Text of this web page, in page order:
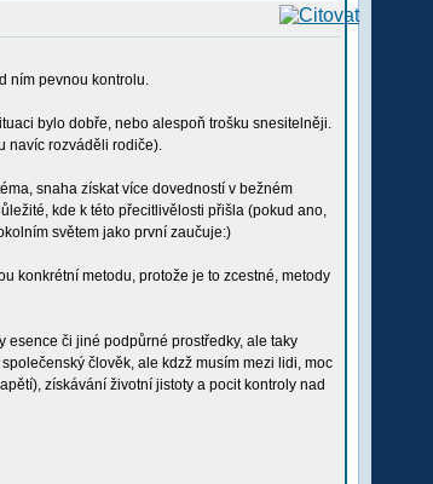
ním pevnou kontrolu.
bylo dobře, nebo alespoň trošku snesitelněji.
navíc rozváděli rodiče).
snaha získat více dovedností v bežném
kde k této přecitlivělosti přišla (pokud ano,
světem jako první zaučuje:)
konkrétní metodu, protože je to zcestné, metody
esence či jiné podpůrné prostředky, ale taky
člověk, ale kdzž musím mezi lidi, moc
získávání životní jistoty a pocit kontroly nad